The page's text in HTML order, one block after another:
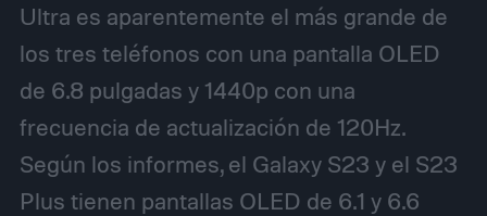
Ultra es aparentemente el más grande de
los tres teléfonos con una pantalla OLED
de 6.8 pulgadas y 1440p con una
frecuencia de actualización de 120Hz.
Según los informes, el Galaxy S23 y el S23
Plus tienen pantallas OLED de 6.1 y 6.6